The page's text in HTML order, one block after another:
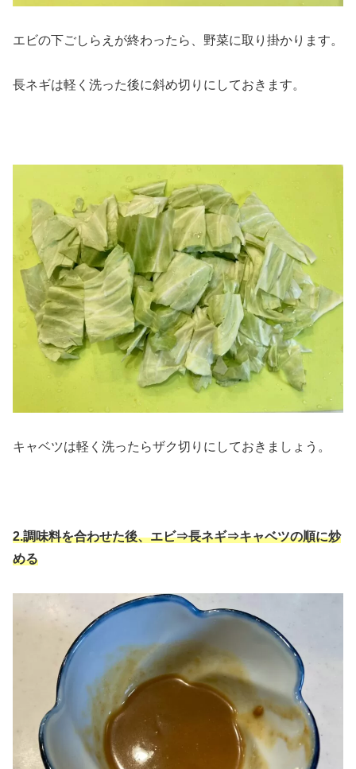
エビの下ごしらえが終わったら、野菜に取り掛かります。
長ネギは軽く洗った後に斜め切りにしておきます。
キャベツは軽く洗ったらザク切りにしておきましょう。
2.調味料を合わせた後、エビ⇒長ネギ⇒キャベツの順に炒
める